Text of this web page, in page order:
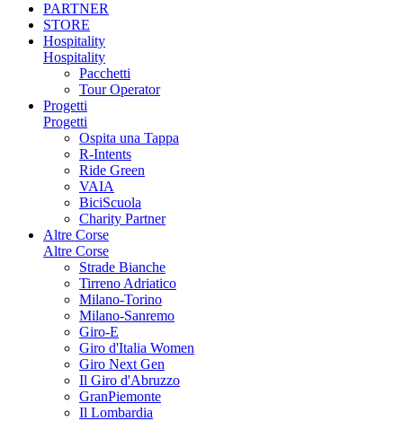
PARTNER
STORE
Hospitality
Hospitality
Pacchetti
Tour Operator
Progetti
Progetti
Ospita una Tappa
R-Intents
Ride Green
VAIA
BiciScuola
Charity Partner
Altre Corse
Altre Corse
Strade Bianche
Tirreno Adriatico
Milano-Torino
Milano-Sanremo
Giro-E
Giro d'Italia Women
Giro Next Gen
Il Giro d'Abruzzo
GranPiemonte
Il Lombardia